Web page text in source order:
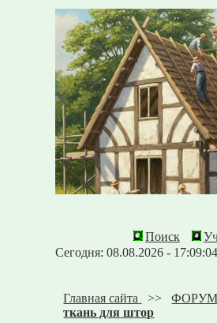
Поиск
Сегодня: 08.08.2026 - 17:09:04
Главная сайта
>>ФОРУМ
ткань для штор